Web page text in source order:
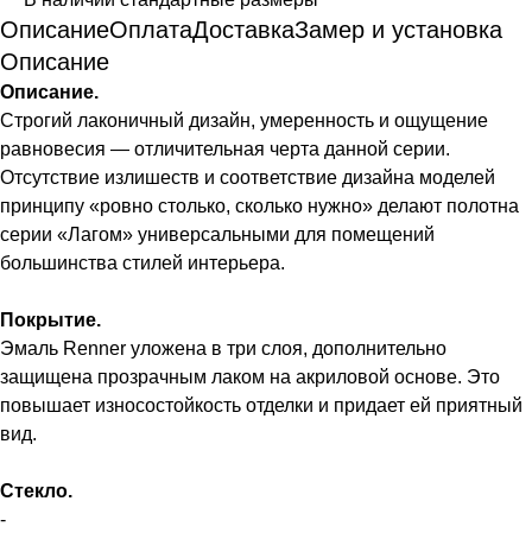
ОписаниеОплатаДоставкаЗамер и установка
Описание
Описание.
Строгий лаконичный дизайн, умеренность и ощущение
равновесия — отличительная черта данной серии.
Отсутствие излишеств и соответствие дизайна моделей
принципу «ровно столько, сколько нужно» делают полотна
серии «Лагом» универсальными для помещений
большинства стилей интерьера.
Покрытие.
Эмаль Renner уложена в три слоя, дополнительно
защищена прозрачным лаком на акриловой основе. Это
повышает износостойкость отделки и придает ей приятный
вид.
Стекло.
-